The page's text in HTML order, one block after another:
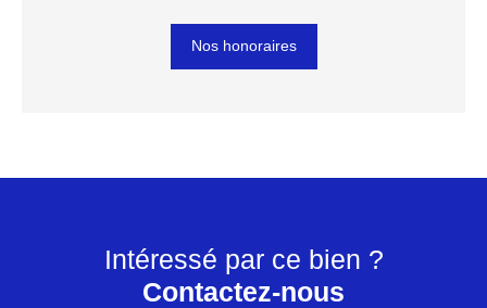
Nos honoraires
Intéressé par ce bien ?
Contactez-nous